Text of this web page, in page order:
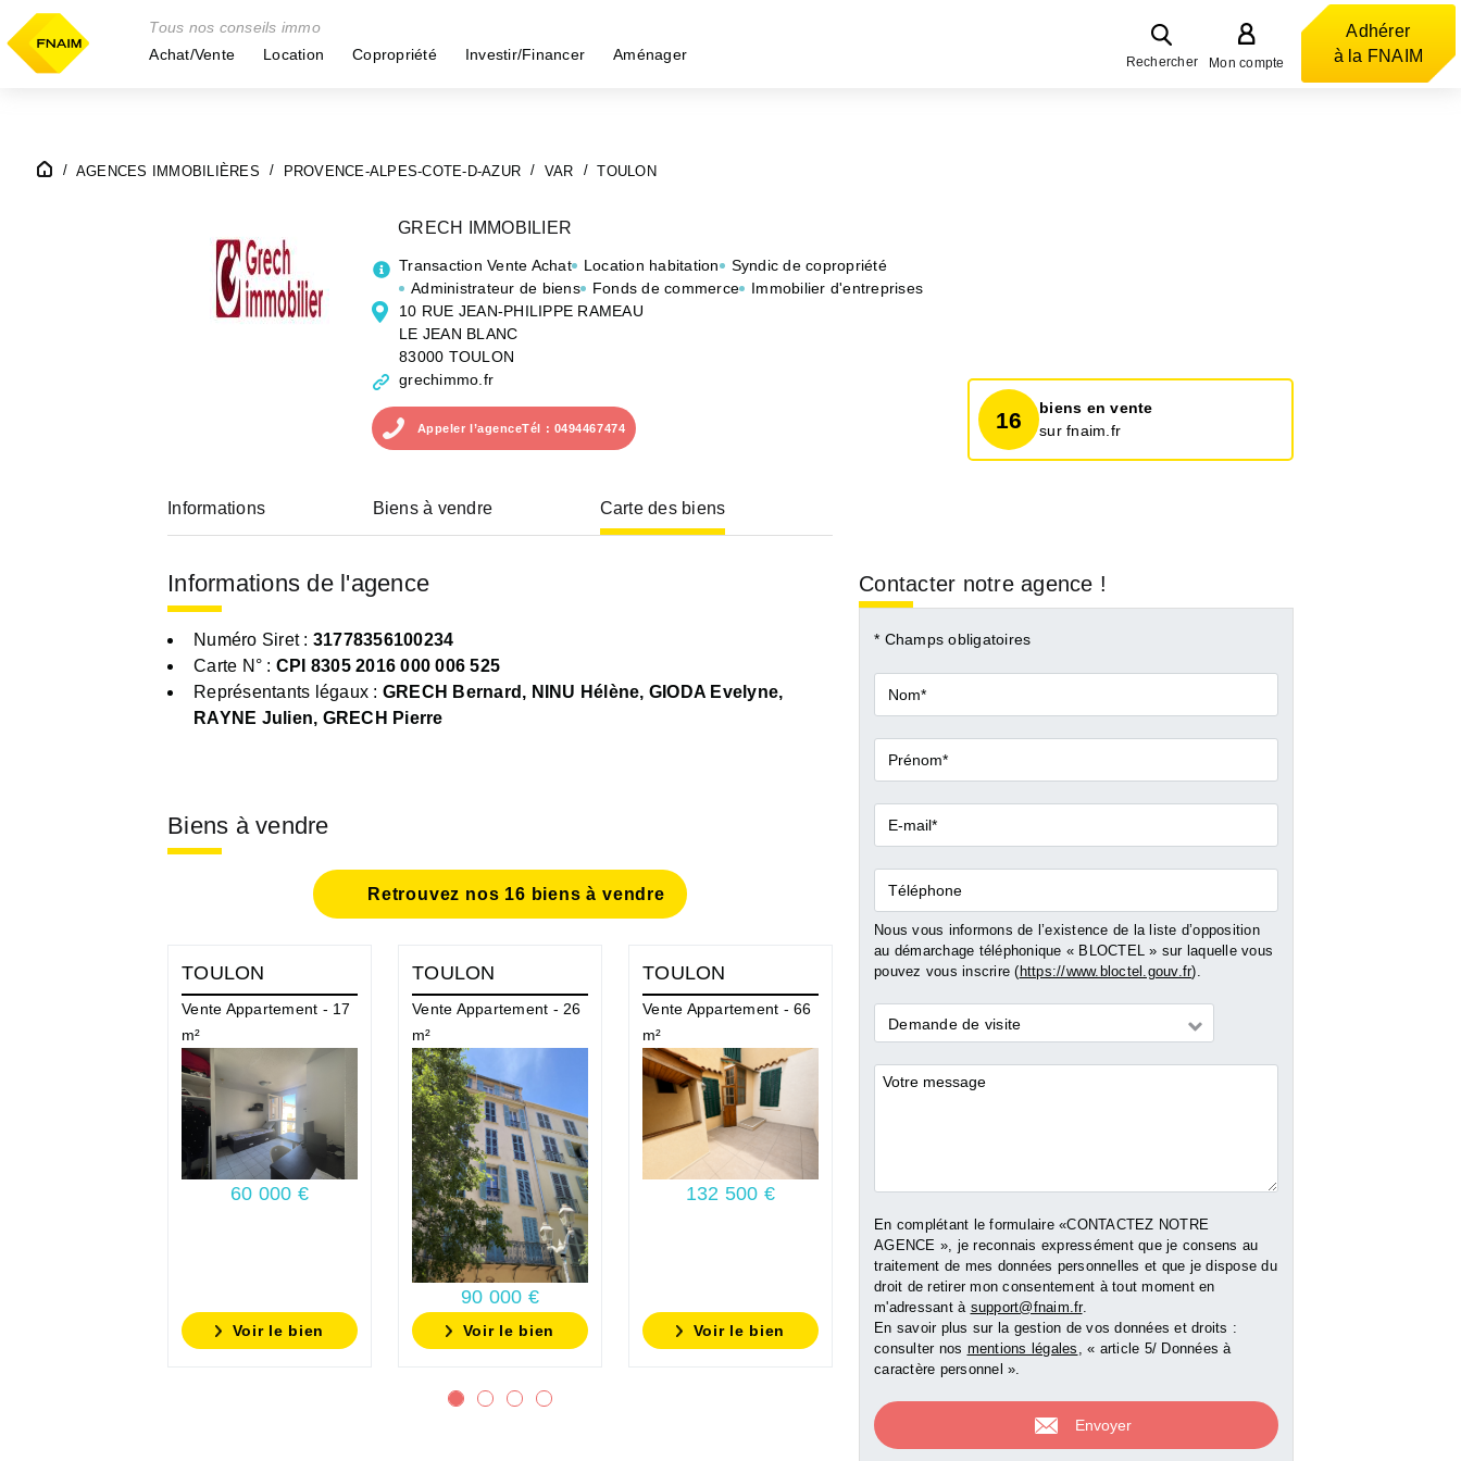
Tous nos conseils immo
Achat/Vente
Location Copropriété Investir/Financer Aménager Rechercher Mon compte
Adhérer
à la FNAIM
AGENCES IMMOBILIÈRES PROVENCE-ALPES-COTE-D-AZUR VAR TOULON
GRECH IMMOBILIER
Transaction Vente Achat Location habitation
Syndic de copropriété
Administrateur de biens
Fonds de commerce
Immobilier d'entreprises
10 RUE JEAN-PHILIPPE RAMEAU
LE JEAN BLANC
83000 TOULON
grechimmo.fr
Appeler l’agenceTél : 0494467474 16
biens en vente
sur fnaim.fr
Informations Biens à vendre Carte des biens
Informations de l'agence
Numéro Siret : 31778356100234
Carte N° : CPI 8305 2016 000 006 525
Représentants légaux : GRECH Bernard, NINU Hélène, GIODA Evelyne,
RAYNE Julien, GRECH Pierre
Biens à vendre
Retrouvez nos 16 biens à vendre
TOULON
Vente Appartement - 17
m²
60 000 €
Voir le bien
TOULON
Vente Appartement - 26
m²
90 000 €
Voir le bien
TOULON
Vente Appartement - 66
m²
132 500 €
Voir le bien
TOULON
Vente Appartement - 52
m²
135 000 €
Voir le bien
TOULON
Vente Appartement - 98
139 000 €
Voir le bien
Contacter notre agence !
* Champs obligatoires
Nom*
Prénom*
E-
mail*
Téléphone
Nous vous informons de l’existence de la liste d’opposition
au démarchage téléphonique « BLOCTEL » sur laquelle vous
pouvez vous inscrire (https://www.bloctel.gouv.fr).
Demande
*
Demande de visite
Commentaires
En complétant le formulaire «CONTACTEZ NOTRE
AGENCE », je reconnais expressément que je consens au
traitement de mes données personnelles et que je dispose du
droit de retirer mon consentement à tout moment en
m'adressant à support@fnaim.fr.
En savoir plus sur la gestion de vos données et droits :
consulter nos mentions légales , « article 5/ Données à
caractère personnel ».